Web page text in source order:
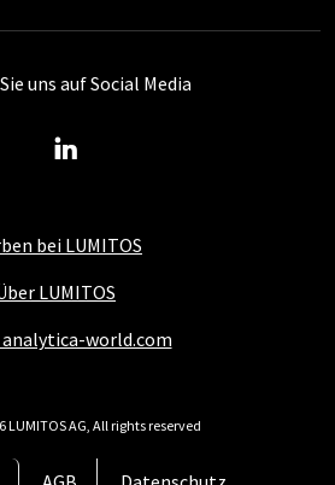
bei LUMITOS
LUMITOS
analytica-world.com
uns auf Social Media
LUMITOS AG, All rights reserved